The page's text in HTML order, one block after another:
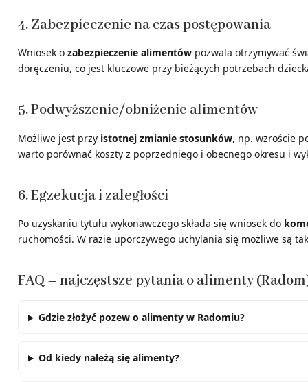
4. Zabezpieczenie na czas postępowania
Wniosek o zabezpieczenie alimentów pozwala otrzymywać
doręczeniu, co jest kluczowe przy bieżących potrzebach
5. Podwyższenie/obniżenie alimentów
Możliwe jest przy istotnej zmianie stosunków, np. wzroście
warto porównać koszty z poprzedniego i obecnego okresu i
6. Egzekucja i zaległości
Po uzyskaniu tytułu wykonawczego składa się wniosek do
ruchomości. W razie uporczywego uchylania się możliwe są
FAQ – najczęstsze pytania o alimenty
Gdzie złożyć pozew o alimenty w Radomiu?
Od kiedy należą się alimenty?